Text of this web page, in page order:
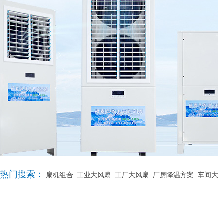
热门搜索： 扇机组合 工业大风扇 工厂大风扇 厂房降温方案 车间